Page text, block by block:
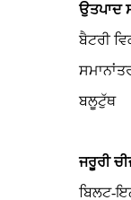
ਉਤਪਾਦ
ਬੈਟਰੀ
ਬਲੂਟੁੱਥ
ਜਰੂਰੀ
ਬਿਲਟ-